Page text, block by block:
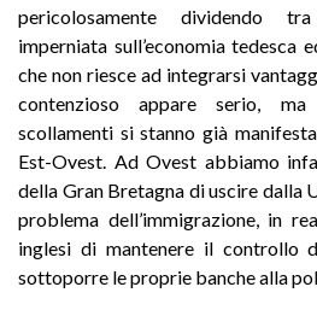
pericolosamente dividendo
imperniata sull’economia tedesca
che non riesce ad integrarsi
contenzioso appare serio, ma
scollamenti si stanno già
Est-Ovest. Ad Ovest abbiamo
della Gran Bretagna di uscire dalla
problema dell’immigrazione, in
inglesi di mantenere il controllo
sottoporre le proprie banche alla